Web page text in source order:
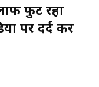
फुट रहा
पर दर्द कर